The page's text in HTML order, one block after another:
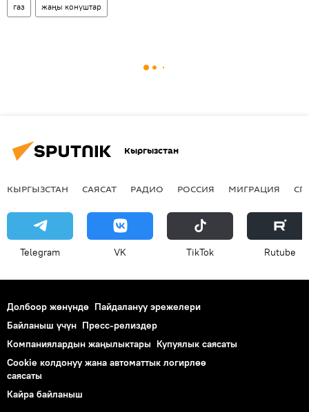
газ жаңы конуштар
Кыргызстан
КЫРГЫЗСТАН САЯСАТ РАДИО РОССИЯ МИГРАЦИЯ
Telegram VK ТikТоk Rutube
Долбоор жөнүндө Пайдалануу эрежелери
Байланыш үчүн Пресс-релиздер
Компаниялардын жаңылыктары Купуялык саясаты
Cookie колдонуу жана автоматтык логирлөө
саясаты
Кайра байланыш